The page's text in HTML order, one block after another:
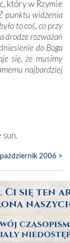
który w Rzymie
punktu widzenia
to coś, co przy
drodze rozważań
do Boga
się, że musimy
najbardziej
2006 >